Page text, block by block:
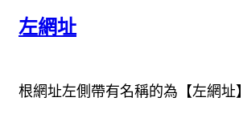
左網址
根網址左側帶有名稱的為【左網址】